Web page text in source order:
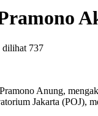
dilihat 737
Anung,
Jakarta (POJ),